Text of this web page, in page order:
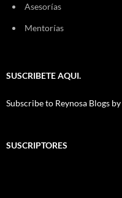
Asesorías
Mentorías
SUSCRIBETE AQUI.
Subscribe to Reynosa Blogs
SUSCRIPTORES